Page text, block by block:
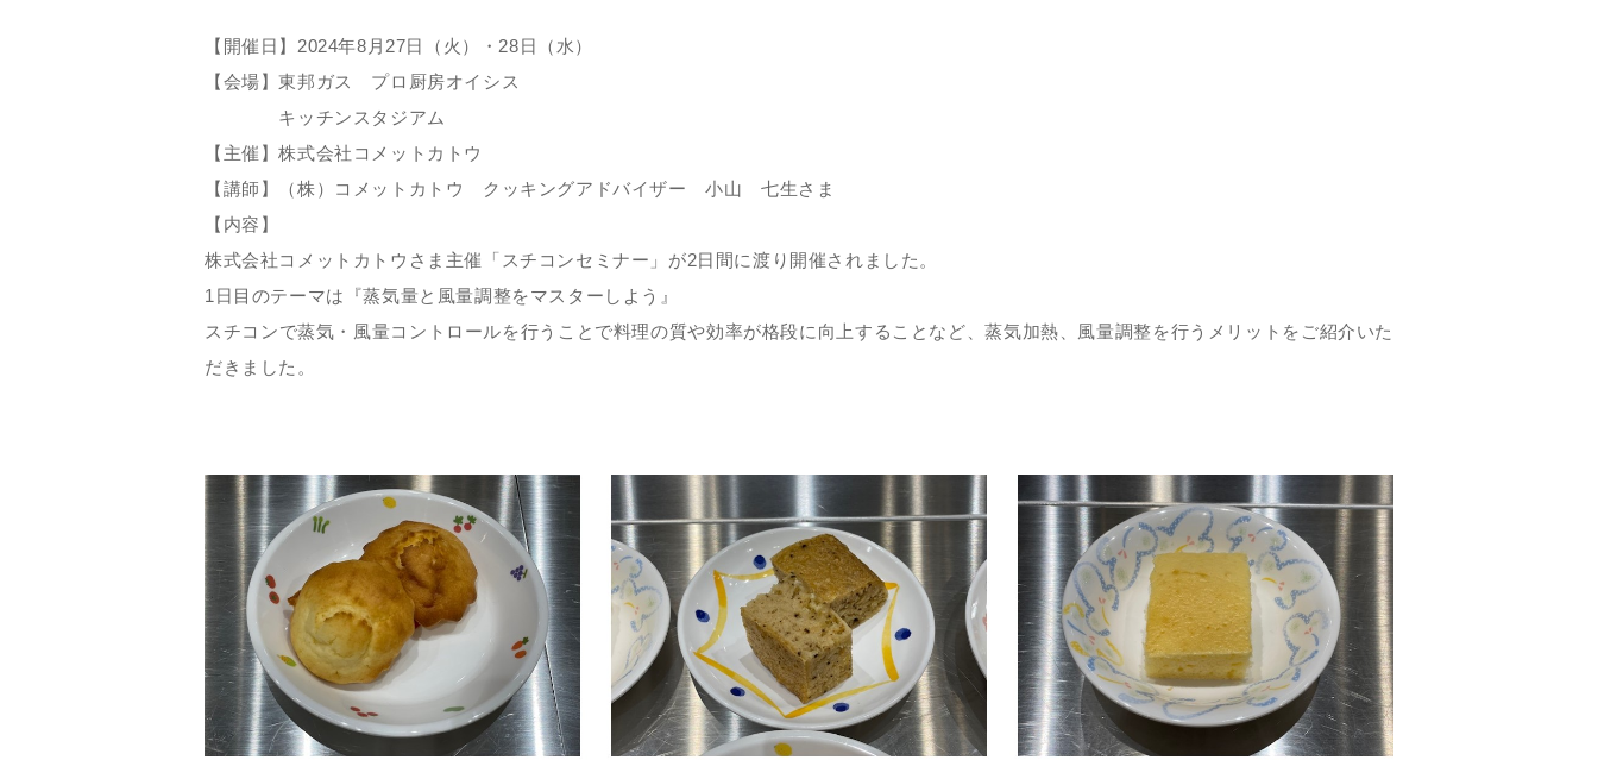
【開催日】2024年8月27日（火）・28日（水）
【会場】東邦ガス プロ厨房オイシス
キッチンスタジアム
【主催】株式会社コメットカトウ
【講師】（株）コメットカトウ クッキングアドバイザー 小山 七生さま
【内容】
株式会社コメットカトウさま主催「スチコンセミナー」が2日間に渡り開催されました。
1日目のテーマは『蒸気量と風量調整をマスターしよう』
スチコンで蒸気・風量コントロールを行うことで料理の質や効率が格段に向上することなど、蒸気加熱、風量調整を行うメリットをご紹介いた
だきました。